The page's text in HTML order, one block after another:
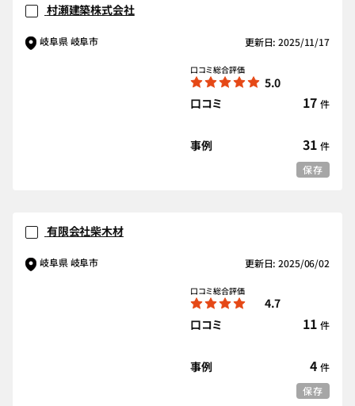
村瀬建築株式会社
岐阜県 岐阜市 更新日: 2025/11/17
口コミ総合評価
5.0
口コミ
17 件
事例 31 件
保存
有限会社柴木材
岐阜県 岐阜市 更新日: 2025/06/02
口コミ総合評価
4.7
口コミ
11 件
事例 4 件
保存